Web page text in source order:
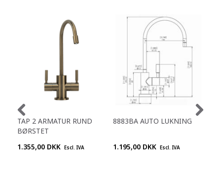
TAP 2 ARMATUR RUND
BØRSTET
1.355,00 DKK Escl. IVA
8883BA AUTO LUKNING
1.195,00 DKK Escl. IVA